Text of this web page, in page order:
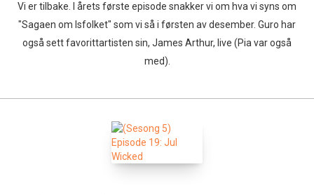
Vi er tilbake. I årets første episode snakker vi om hva vi syns om
"Sagaen om Isfolket" som vi så i førsten av desember. Guro har
også sett favorittartisten sin, James Arthur, live (Pia var også
med).